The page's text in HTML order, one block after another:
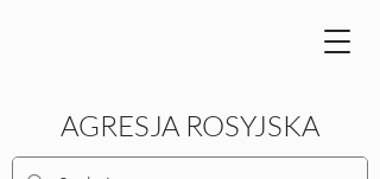
AGRESJA ROSYJSKA